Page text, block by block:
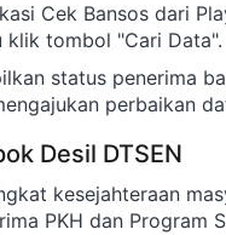
Cek Bansos dari
klik tombol "Cari Data".
status penerima
perbaikan
Desil DTSEN
kesejahteraan
PKH dan Program